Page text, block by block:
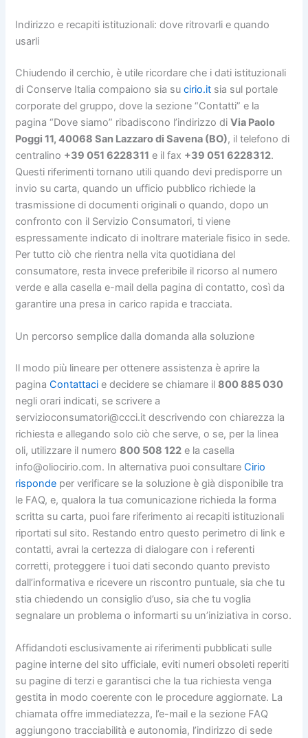
Indirizzo e recapiti istituzionali: dove ritrovarli e quando
usarli
Chiudendo il cerchio, è utile ricordare che i dati istituzionali
di Conserve Italia compaiono sia sucirio.it sia sul portale
corporate del gruppo, dove la sezione “Contatti” e la
pagina “Dove siamo” ribadiscono l’indirizzo diVia Paolo
Poggi 11, 40068 San Lazzaro di Savena (BO), il telefono di
centralino +39 051 6228311 e il fax +39 051 6228312.
Questi riferimenti tornano utili quando devi predisporre un
invio su carta, quando un ufficio pubblico richiede la
trasmissione di documenti originali o quando, dopo un
confronto con il Servizio Consumatori, ti viene
espressamente indicato di inoltrare materiale fisico in sede.
Per tutto ciò che rientra nella vita quotidiana del
consumatore, resta invece preferibile il ricorso al numero
verde e alla casella e-mail della pagina di contatto, così da
garantire una presa in carico rapida e tracciata.
Un percorso semplice dalla domanda alla soluzione
Il modo più lineare per ottenere assistenza è aprire la
paginaContattaci e decidere se chiamare il800 885 030
negli orari indicati, se scrivere a
servizioconsumatori@ccci.it descrivendo con chiarezza la
richiesta e allegando solo ciò che serve, o se, per la linea
oli, utilizzare il numero800 508 122 e la casella
info@oliocirio.com. In alternativa puoi consultareCirio
risponde per verificare se la soluzione è già disponibile tra
le FAQ, e, qualora la tua comunicazione richieda la forma
scritta su carta, puoi fare riferimento ai recapiti istituzionali
riportati sul sito. Restando entro questo perimetro di link e
contatti, avrai la certezza di dialogare con i referenti
corretti, proteggere i tuoi dati secondo quanto previsto
dall’informativa e ricevere un riscontro puntuale, sia che tu
stia chiedendo un consiglio d’uso, sia che tu voglia
segnalare un problema o informarti su un’iniziativa in corso.
Affidandoti esclusivamente ai riferimenti pubblicati sulle
pagine interne del sito ufficiale, eviti numeri obsoleti reperiti
su pagine di terzi e garantisci che la tua richiesta venga
gestita in modo coerente con le procedure aggiornate. La
chiamata offre immediatezza, l’e-mail e la sezione FAQ
aggiungono tracciabilità e autonomia, l’indirizzo di sede